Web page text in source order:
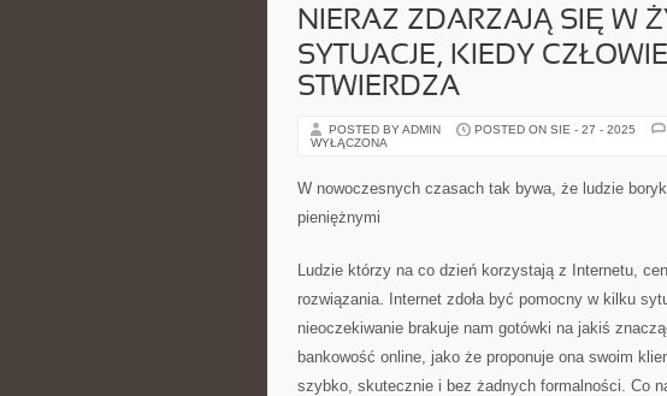
NIERAZ ZDARZAJĄ SIĘ W
SYTUACJE, KIEDY
STWIERDZA
POSTED BY ADMIN POSTED ON SIE - 27 - 2025
WYŁĄCZONA
W nowoczesnych czasach tak bywa, że ludzie
pieniężnymi
Ludzie którzy na co dzień korzystają z Internetu,
rozwiązania. Internet zdoła być pomocny w kilku
nieoczekiwanie brakuje nam gotówki na jakiś
bankowość online, jako że proponuje ona swoim
szybko, skutecznie i bez żadnych formalności. Co